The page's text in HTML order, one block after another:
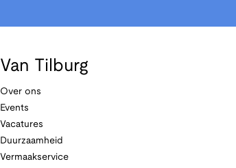
Van Tilburg
Over ons
Events
Vacatures
Duurzaamheid
Vermaakservice